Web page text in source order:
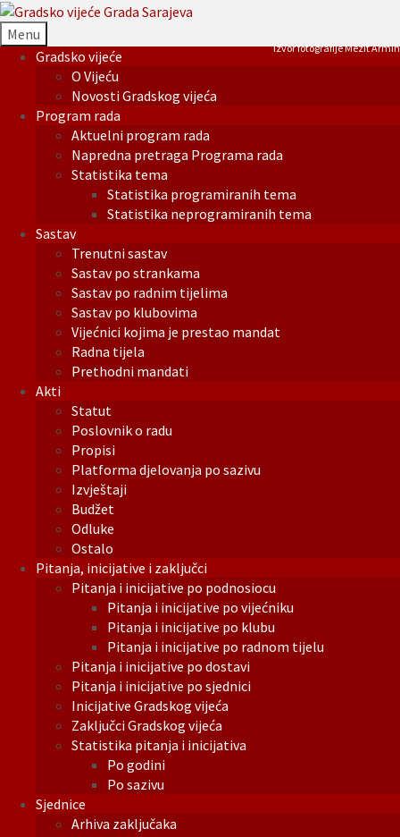
Menu
Gradsko vijeće
O Vijeću
Novosti Gradskog vijeća
Program rada
Aktuelni program rada
Napredna pretraga Programa rada
Statistika tema
Statistika programiranih tema
Statistika neprogramiranih tema
Sastav
Trenutni sastav
Sastav po strankama
Sastav po radnim tijelima
Sastav po klubovima
Vijećnici kojima je prestao mandat
Radna tijela
Prethodni mandati
Akti
Statut
Poslovnik o radu
Propisi
Platforma djelovanja po sazivu
Izvještaji
Budžet
Odluke
Ostalo
Pitanja, inicijative i zaključci
Pitanja i inicijative po podnosiocu
Pitanja i inicijative po vijećniku
Pitanja i inicijative po klubu
Pitanja i inicijative po radnom tijelu
Pitanja i inicijative po dostavi
Pitanja i inicijative po sjednici
Inicijative Gradskog vijeća
Zaključci Gradskog vijeća
Statistika pitanja i inicijativa
Po godini
Po sazivu
Sjednice
Arhiva zaključaka
Izvor fotografije Mezit Armin